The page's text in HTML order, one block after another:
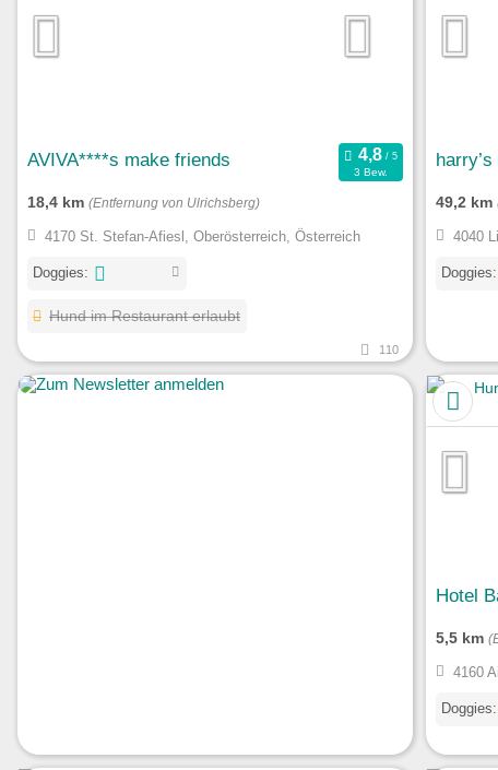
AVIVA****s make friends
3 Bew.
18,4 km (Entfernung von Ulrichsberg)
4170 St. Stefan-Afiesl, Oberösterreich, Österreich
Doggies:
Hund im Restaurant erlaubt
110
49,2 km
4040
Doggies:
Hotel
5,5 km
4160
Doggies: